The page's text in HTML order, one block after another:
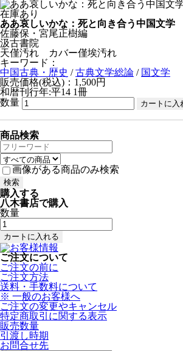
在庫あり
ああ哀しいかな：死と向き合う中国文学
佐藤保・宮尾正樹編
汲古書院
天僅汚れ カバー僅埃汚れ
キーワード：
中国古典・歴史 /古典文学総論 / 国文学
販売価格(税込)：1,500円
和暦刊行年:平14 1冊
数量
商品検索
画像がある商品のみ検索
購入する
八木書店で購入
数量
ご注文について
ご注文の前に
ご注文方法
送料・手数料について
※ 一般のお客様へ
ご注文の変更やキャンセル
特定商取引に関する表示
販売数量
引渡し時期
お問合せ先